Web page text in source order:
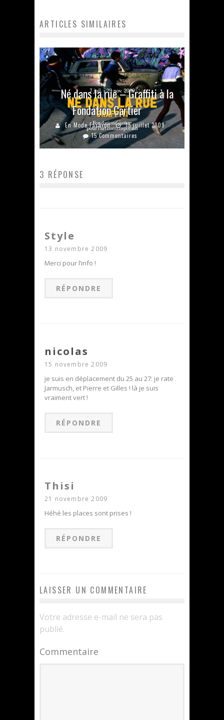
ARTICLES SIMILAIRES
Né dans la rue – Graffiti à la
Fondation Cartier
En Mode Fashion
15 juillet 2009
15 Commentaires
3 RÉPONSE
Style
13 novembre 2009
Merci pour l’info !
RÉPONDRE
nicolas
15 novembre 2009
je suis en déplacement du 25 au 27: je rate
Jarmusch, et Pierre et Gilles ! là je suis
vraiment vert !
RÉPONDRE
Thisi
21 novembre 2009
Héhé les places sont prises !
RÉPONDRE
LAISSER UN COMMENTAIRE
Votre adresse e-mail ne sera pas
publié.
Commentaire